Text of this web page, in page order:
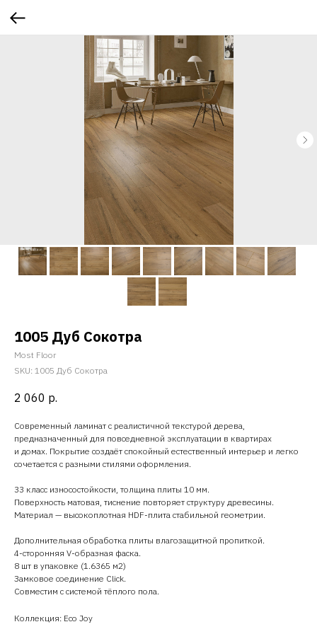
1005 Дуб Сокотра
Most Floor
SKU: 1005 Дуб Сокотра
2 060 р.
Современный ламинат с реалистичной текстурой дерева,
предназначенный для повседневной эксплуатации в квартирах
и домах. Покрытие создаёт спокойный естественный интерьер и легко
сочетается с разными стилями оформления.
33 класс износостойкости, толщина плиты 10 мм.
Поверхность матовая, тиснение повторяет структуру древесины.
Материал — высокоплотная HDF-плита стабильной геометрии.
Дополнительная обработка плиты влагозащитной пропиткой.
4-сторонняя V-образная фаска.
8 шт в упаковке (1.6365 м2)
Замковое соединение Click.
Совместим с системой тёплого пола.
Коллекция: Eco Joy